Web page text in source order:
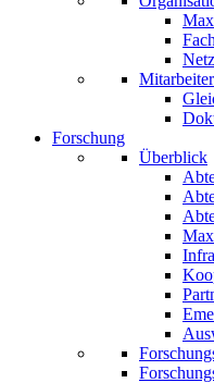
Mitarbeiter
Forschung
Überblick